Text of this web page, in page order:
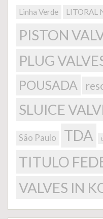
Linha Verde LITORAL
PISTON
PLUG
POUSADA
SLUICE
São Paulo TDA
TITULO
VALVES IN